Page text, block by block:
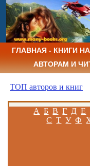
ГЛАВНАЯ - КНИГИ НА
АВТОРАМ И
ТОП авторов и книг
А Б В Г Д Е
С Т У Ф